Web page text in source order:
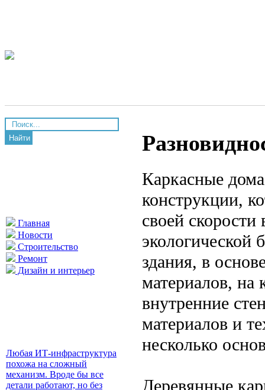
Найти
Главная
Новости
Строительство
Ремонт
Дизайн и интерьер
Любая ИТ-инфраструктура
похожа на сложный
механизм. Вроде бы все
детали работают, но без
Каркасные
конструкции,
своей скорости
экологической
здания, в
материалов, на
внутренние
материалов и
несколько
Деревянные